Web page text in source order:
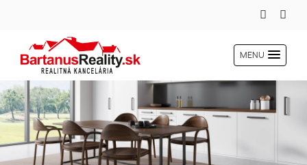
MENU